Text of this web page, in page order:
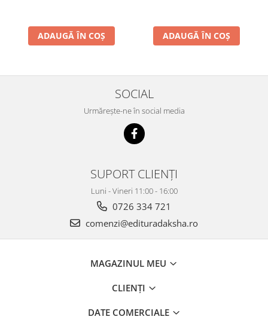
ADAUGĂ ÎN COȘ ADAUGĂ ÎN COȘ
SOCIAL
Urmărește-ne în social media
SUPORT CLIENȚI
Luni - Vineri 11:00 - 16:00
0726 334 721
comenzi@edituradaksha.ro
MAGAZINUL MEU
CLIENȚI
DATE COMERCIALE